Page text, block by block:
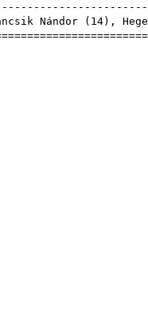
Nándor ( 14),